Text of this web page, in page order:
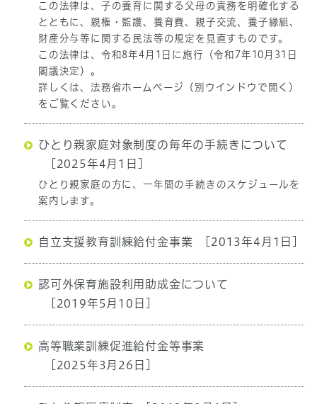
この法律は、子の養育に関する父母の責務を明確化する
とともに、親権・監護、養育費、親子交流、養子縁組、
財産分与等に関する民法等の規定を見直すものです。
この法律は、令和8年4月1日に施行（令和7年10月31日
閣議決定）。
詳しくは、法務省ホームページ（別ウインドウで開く）
をご覧ください。
ひとり親家庭対象制度の毎年の手続きについて
[2025年4月1日]
ひとり親家庭の方に、一年間の手続きのスケジュールを
案内します。
自立支援教育訓練給付金事業 [2013年4月1日]
認可外保育施設利用助成金について
[2019年5月10日]
高等職業訓練促進給付金等事業
[2025年3月26日]